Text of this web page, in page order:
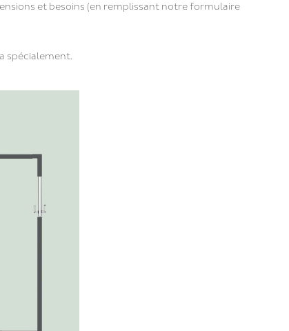
et besoins (en remplissant notre formulaire
spécialement.